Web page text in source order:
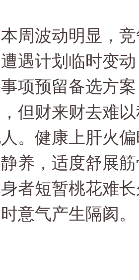
周波动明显，
遇计划临时变
项预留备选方
，但财来财去难
。健康上肝火
养，适度舒展
者短暂桃花难
意气产生隔阂。